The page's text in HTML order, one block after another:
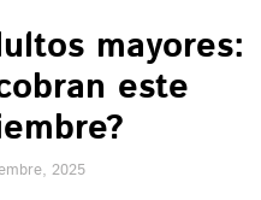
mayores:
este
2025